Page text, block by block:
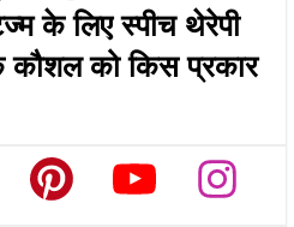
के लिए स्पीच थेरेपी
कौशल को किस प्रकार